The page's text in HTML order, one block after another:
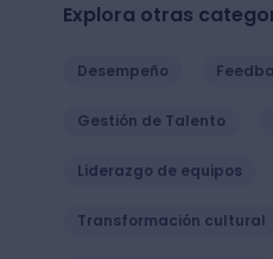
Explora otras
Desempeño
Gestión de Talento
Liderazgo de equipos
Transformación cultural